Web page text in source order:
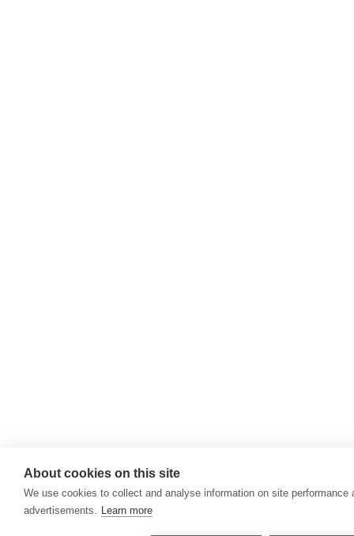
About cookies on this site
We use cookies to collect and analyse information on site
advertisements. Learn more